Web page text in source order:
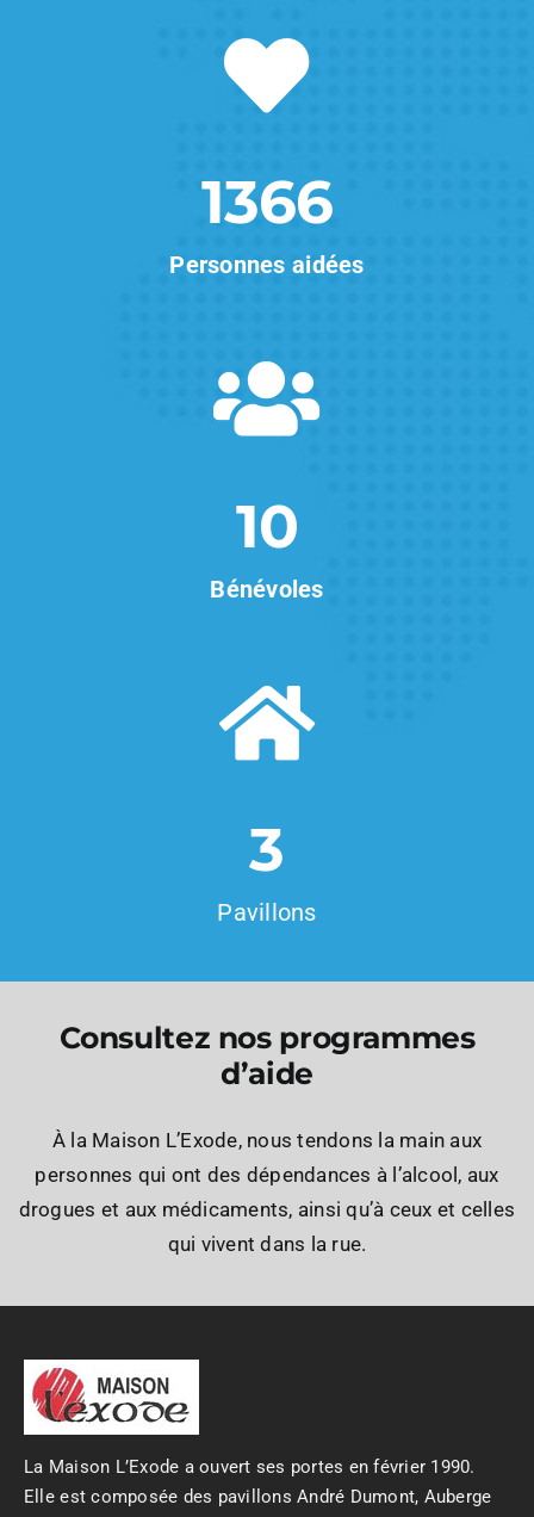
1366
Personnes aidées
10
Bénévoles
3
Pavillons
Consultez nos programmes
d’aide
À la Maison L’Exode, nous tendons la main aux
personnes qui ont des dépendances à l’alcool, aux
drogues et aux médicaments, ainsi qu’à ceux et celles
qui vivent dans la rue.
La Maison L’Exode a ouvert ses portes en février 1990.
Elle est composée des pavillons André Dumont, Auberge